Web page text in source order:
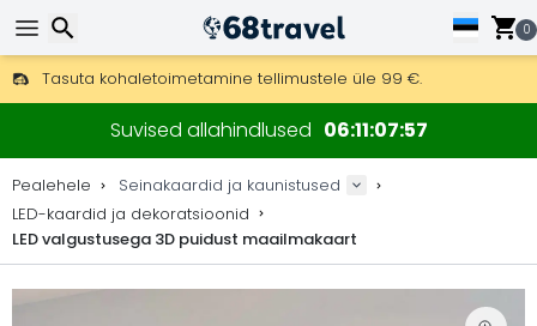
0
Tasuta kohaletoimetamine tellimustele üle 99 €.
Saab saata ka DHL Expressi kaudu (kohaletoimetamine 24 tunni
30 päeva tagastamiseks, 90 päeva puidust kaartide ja
Suvised allahindlused 06110756
Pealehele
Seinakaardid ja kaunistused
LED-kaardid ja dekoratsioonid
LED valgustusega 3D puidust maailmakaart
Otsi